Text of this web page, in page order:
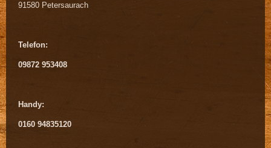
91580 Petersaurach
Telefon:
09872 953408
Handy:
0160 94835120